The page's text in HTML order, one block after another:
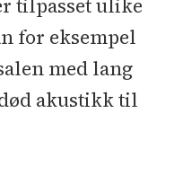
tilpasset ulike
for eksempel
med lang
akustikk til